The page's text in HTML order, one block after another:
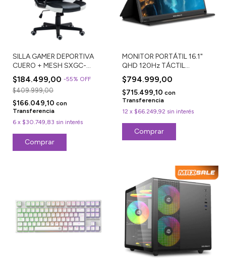
SILLA GAMER DEPORTIVA
CUERO + MESH SXGC-
6001-WH
$184.499,00 -55% OFF
$409.999,00
$166.049,10 con
Transferencia
6 x $30.749,83 sin interés
MONITOR PORTÁTIL 16.1"
QHD 120Hz TÁCTIL
SX16P72T
$794.999,00
$715.499,10 con
Transferencia
12 x $66.249,92 sin interés